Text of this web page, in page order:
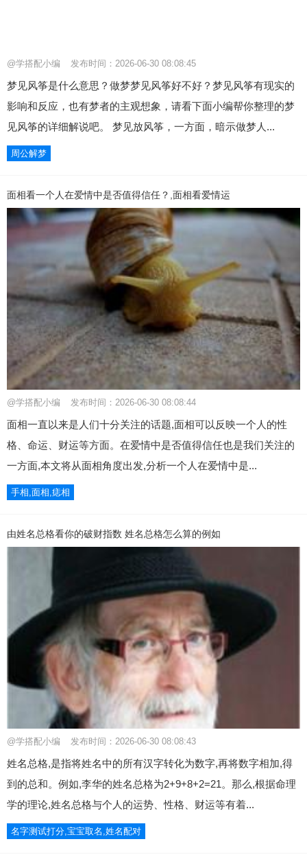
@学搭配小编 发布时间：2026-06-30 08:08:45
梦见风筝是什么意思？做梦梦见风筝好不好？梦见风筝有现实的
影响和反应，也有梦者的主观想象，请看下面小编帮你整理的梦
见风筝的详细解说吧。 梦见放风筝，一方面，暗示做梦人...
周公解梦
面相看一个人在爱情中是否值得信任？,面相看爱情运
@学搭配小编 发布时间：2026-06-30 08:08:44
面相一直以来是人们十分关注的话题,面相可以反映一个人的性
格、命运、财运等方面。在爱情中是否值得信任也是我们关注的
一方面,本文将从面相角度出发,分析一个人在爱情中是...
手相,面相,痣相
由姓名总格看你的破财指数 姓名总格怎么算的例如
@学搭配小编 发布时间：2026-06-30 08:08:43
姓名总格,是指将姓名中的所有汉字转化为数字,再将数字相加,得
到的总和。例如,李华的姓名总格为2+9+8+2=21。那么,根据命理
学的理论,姓名总格与个人的运势、性格、财运等有着...
名字测试打分,宝宝取名,姓名配对